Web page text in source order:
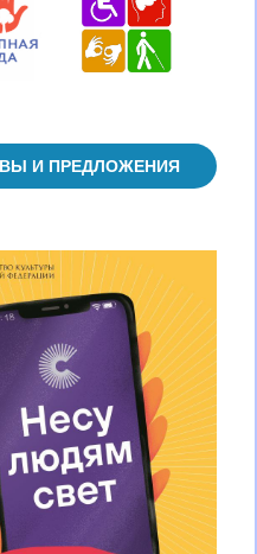
И ПРЕДЛОЖЕНИЯ